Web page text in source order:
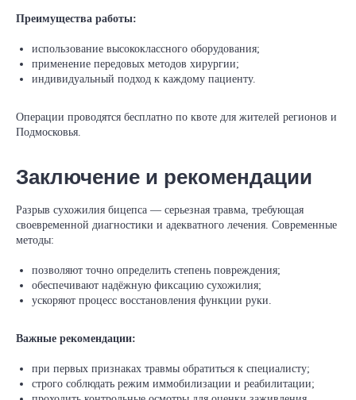
Преимущества работы:
использование высококлассного оборудования;
применение передовых методов хирургии;
индивидуальный подход к каждому пациенту.
Операции проводятся бесплатно по квоте для жителей регионов и
Подмосковья.
Заключение и рекомендации
Разрыв сухожилия бицепса — серьезная травма, требующая
своевременной диагностики и адекватного лечения. Современные
методы:
позволяют точно определить степень повреждения;
обеспечивают надёжную фиксацию сухожилия;
ускоряют процесс восстановления функции руки.
Важные рекомендации:
при первых признаках травмы обратиться к специалисту;
строго соблюдать режим иммобилизации и реабилитации;